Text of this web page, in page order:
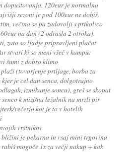
dopustovanja. 120eur je normalna
sezoni je pod 100eur ne dobiš.
večina se pa zadovolji s prikolico
na dan (2 odrasla 2 otroka).
zato so ljudje pripravljeni plačat
stvari ki so meni všeč v kampu:
šumi z dobro klimo
(tovorjenje prtljage, borba za
je cel dan senca, dolgotrajno
izmikanje soncu), greš se skopat
k mizi/na ležalnik na mrzli pir
večerjo kot je to v hotelih
vrstnikov
je pekarna in vsaj mini trgovina
mogoče 1x za večji nakup + kak